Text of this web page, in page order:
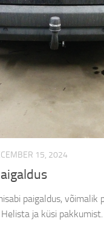
15, 2024
paigaldus, võimalik
ja küsi pakkumist.